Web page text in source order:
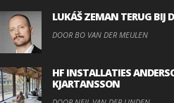
LUKÁŠ ZEMAN TERUG BIJ
DOOR BO VAN DER MEULEN
HF INSTALLATIES
KJARTANSSON